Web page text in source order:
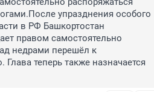
упразднения особого
в РФ Башкортостан
правом самостоятельно
недрами перешёл к
теперь также назначается